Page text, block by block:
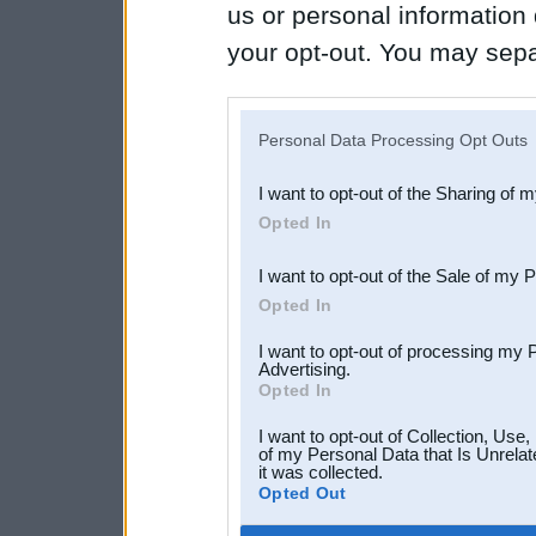
us or personal
your opt-out. You may
Downstream Participants
third parties.
Personal Data Processing Opt Outs
I want to opt-out of the Sharing of
Opted In
I want to opt-out of the Sale of my
Opted In
I want to opt-out of processing my
Advertising.
Opted In
I want to opt-out of Collection,
of my Personal Data that Is
it was collected.
Opted Out